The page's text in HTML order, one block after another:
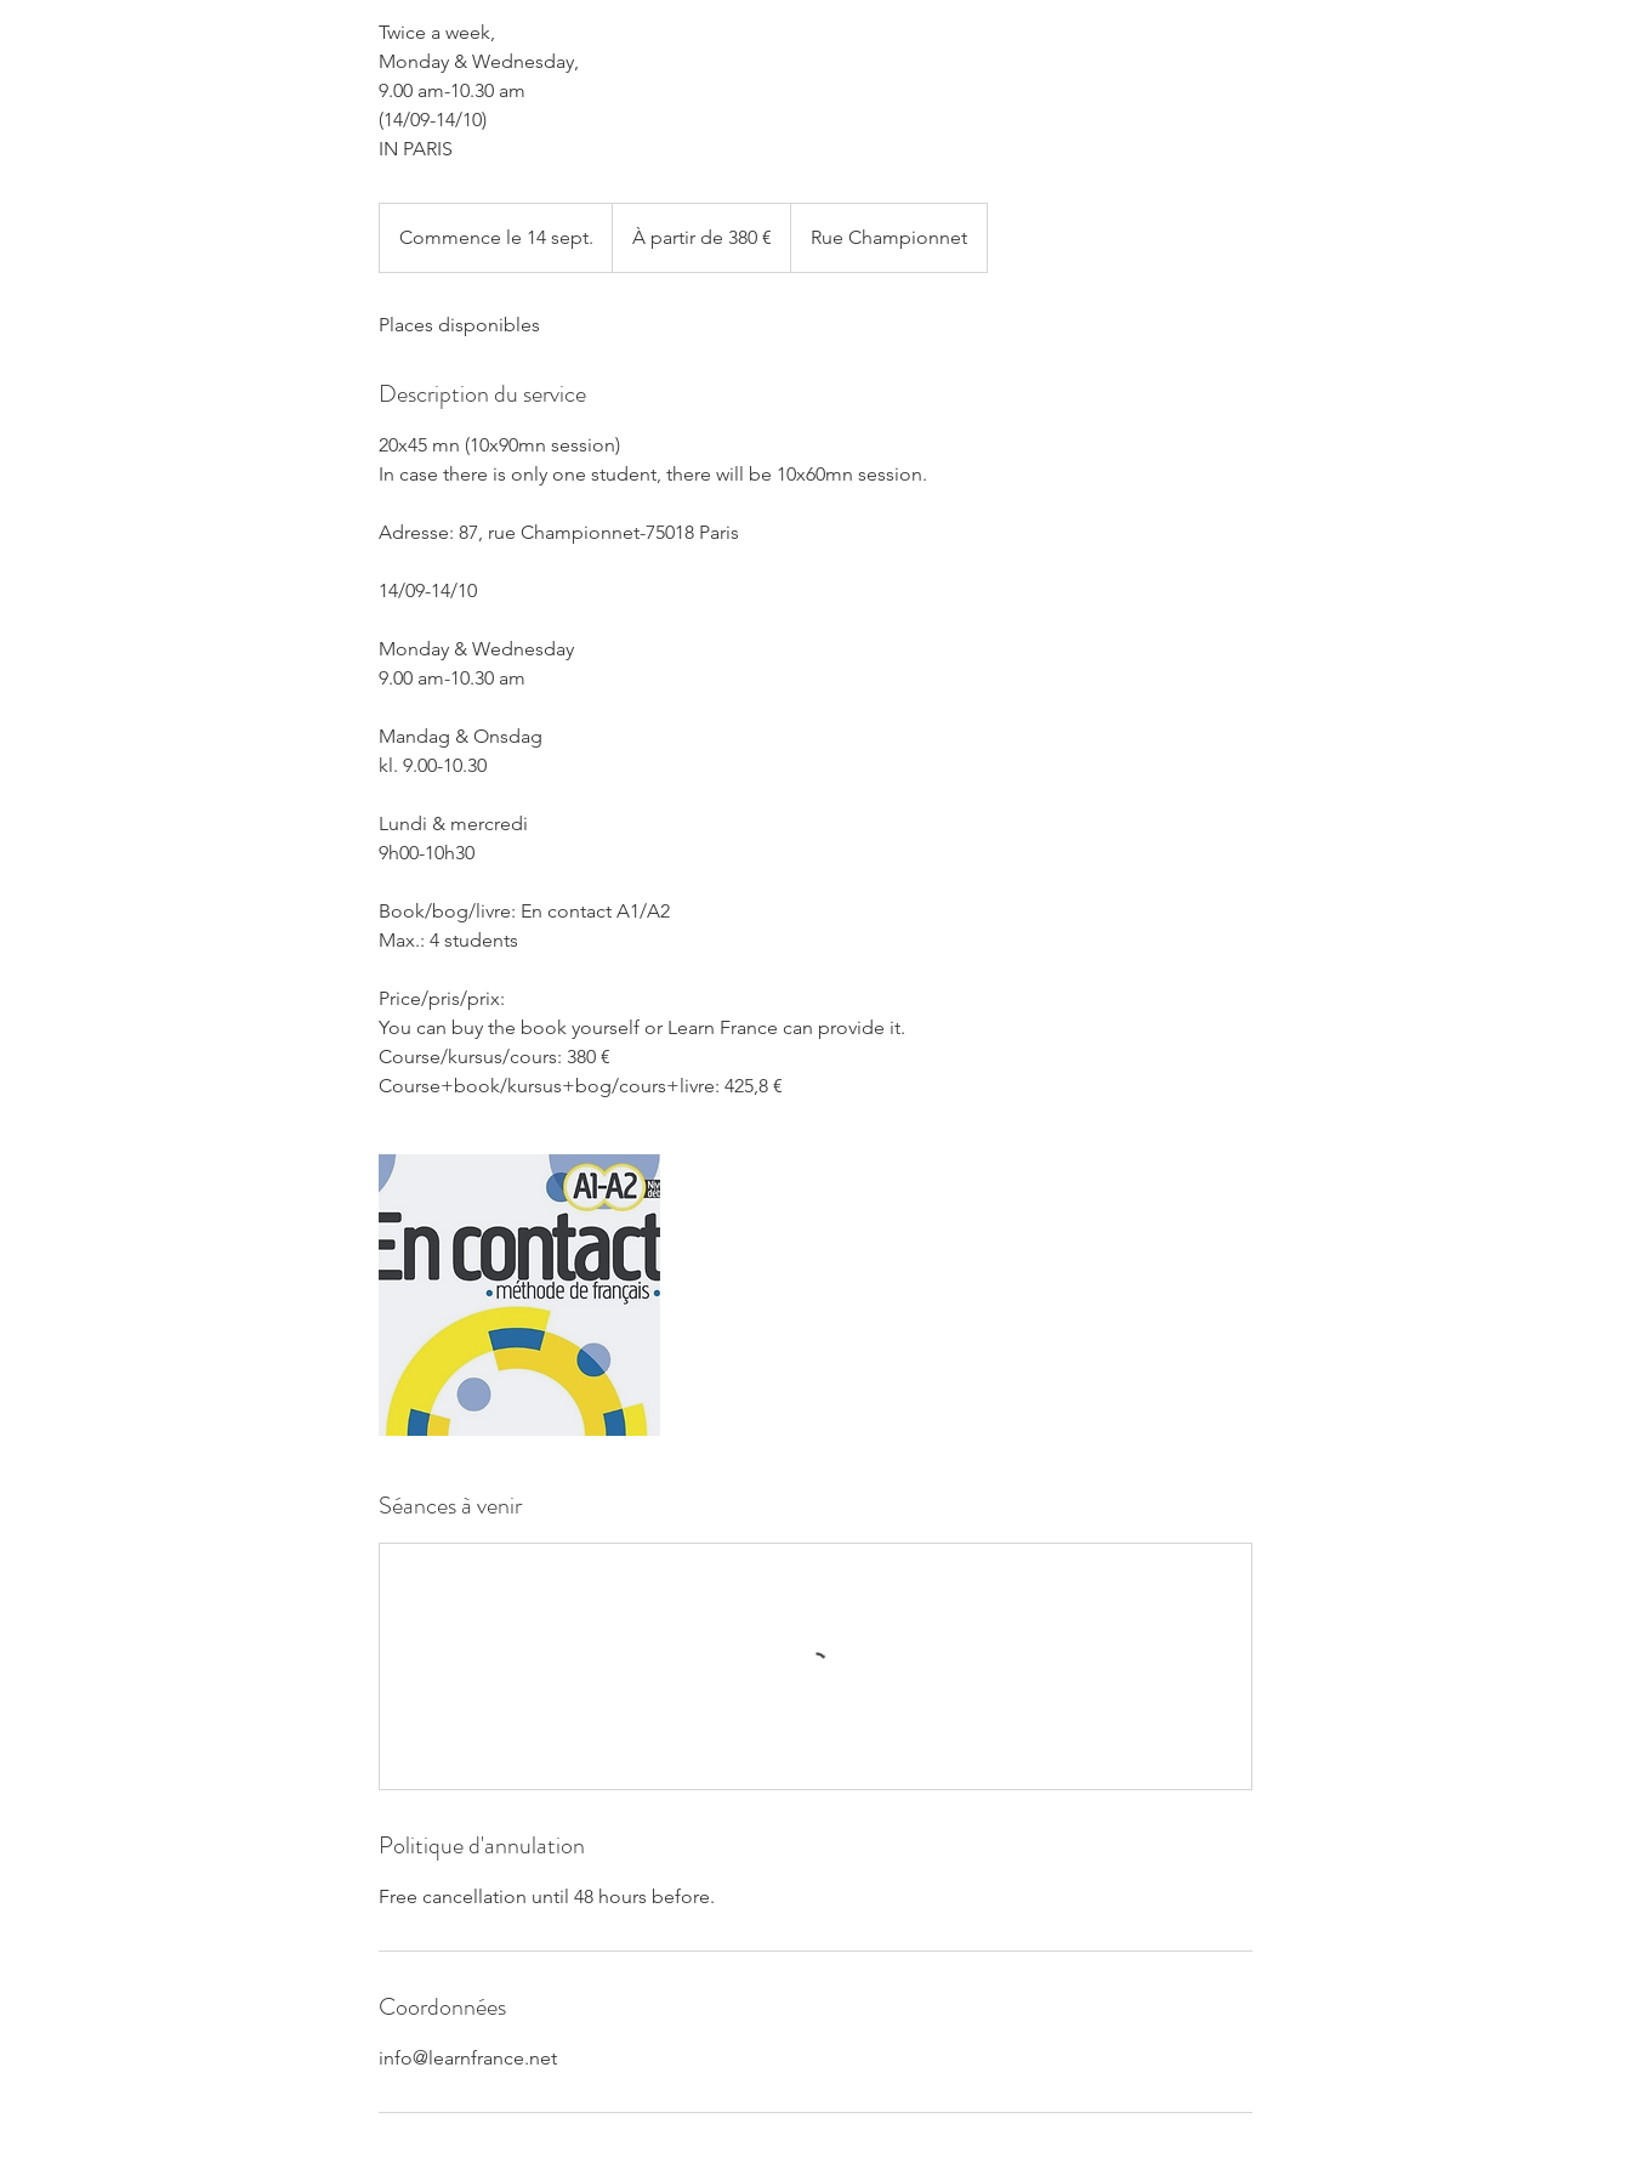
Twice a week,
Monday & Wednesday,
9.00 am-10.30 am
(14/09-14/10)
IN PARIS
Commence le 14 sept.
o
e
l
1
À partir de 380 € Rue Championnet
Places disponibles
Description du service
20x45 mn (10x90mn session)
In case there is only one student, there will be 10x60mn session.
Adresse: 87, rue Championnet-75018 Paris
14/09-14/10
Monday & Wednesday
9.00 am-10.30 am
Mandag & Onsdag
kl. 9.00-10.30
Lundi & mercredi
9h00-10h30
Book/bog/livre: En contact A1/A2
Max.: 4 students
Price/pris/prix:
You can buy the book yourself or Learn France can provide it.
Course/kursus/cours: 380 €
Course+book/kursus+bog/cours+livre: 425,8 €
Séances à venir
Politique d'annulation
Free cancellation until 48 hours before.
Coordonnées
info@learnfrance.net